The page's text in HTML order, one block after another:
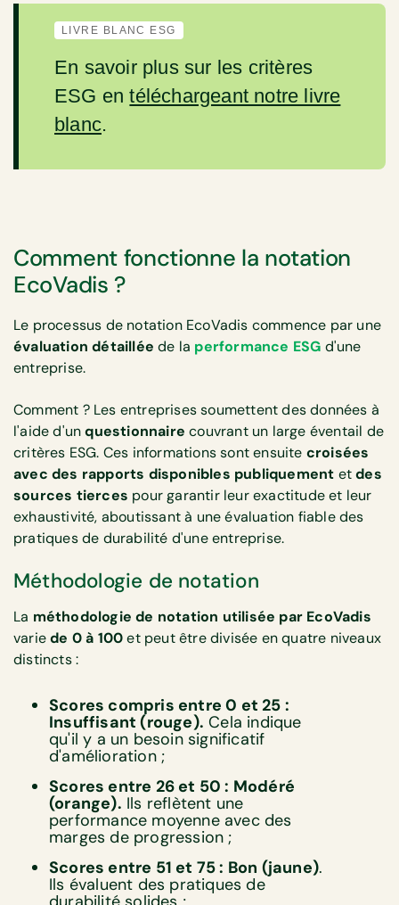
LIVRE BLANC ESG
En savoir plus sur les critères
ESG entéléchargeant notre livre
blanc.
Comment fonctionne la notation
EcoVadis ?
Le processus de notation EcoVadis commence par une
évaluation détaillée de la performance ESG d'une
entreprise.
Comment ? Les entreprises soumettent des données à
l'aide d'unquestionnaire couvrant un large éventail de
critères ESG. Ces informations sont ensuite croisées
avec des rapports disponibles publiquement etdes
sources tierces pour garantir leur exactitude et leur
exhaustivité, aboutissant à une évaluation fiable des
pratiques de durabilité d'une entreprise.
Méthodologie de notation
La méthodologie de notation utilisée par EcoVadis
variede 0 à 100et peut être divisée en quatre niveaux
distincts :
Scores compris entre 0 et 25 :
Insuffisant (rouge). Cela indique
qu'il y a un besoin significatif
d'amélioration ;
Scores entre 26 et 50 : Modéré
(orange). Ils reflètent une
performance moyenne avec des
marges de progression ;
Scores entre 51 et 75 : Bon (jaune).
Ils évaluent des pratiques de